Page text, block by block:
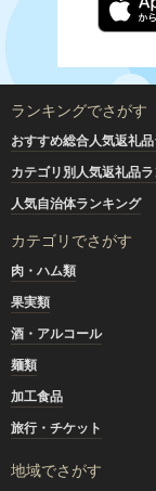
ランキングでさがす
おすすめ総合人気返礼
カテゴリ別人気返礼品
人気自治体ランキング
カテゴリでさがす
肉・ハム類
果実類
酒・アルコール
麺類
加工食品
旅行・チケット
地域でさがす